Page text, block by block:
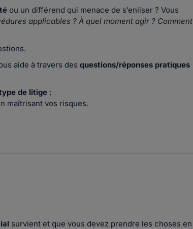
ou un différend qui menace de s’enliser ? Vous
applicables ? À quel moment agir ? Comment
aide à travers des questions/réponses pratiques
de litige ;
maîtrisant vos risques.
survient et que vous devez prendre les choses en